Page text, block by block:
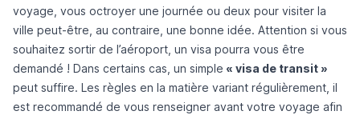
voyage, vous octroyer une journée ou deux pour visiter la
ville peut-être, au contraire, une bonne idée. Attention si vous
souhaitez sortir de l’aéroport, un visa pourra vous être
demandé ! Dans certains cas, un simple « visa de transit »
peut suffire. Les règles en la matière variant régulièrement, il
est recommandé de vous renseigner avant votre voyage afin